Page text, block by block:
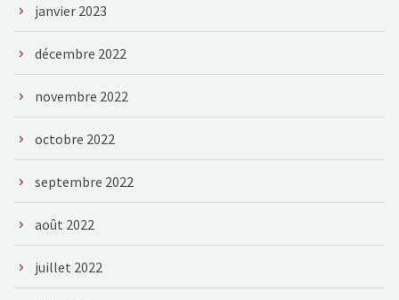
janvier 2023
décembre 2022
novembre 2022
octobre 2022
septembre 2022
août 2022
juillet 2022